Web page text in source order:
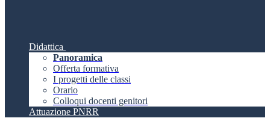
Didattica
Panoramica
Offerta formativa
I progetti delle classi
Orario
Colloqui docenti genitori
Attuazione PNRR